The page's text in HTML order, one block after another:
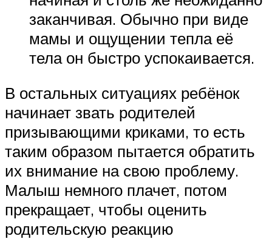
заканчивая. Обычно при виде
мамы и ощущении тепла её
тела он быстро успокаивается.
В остальных ситуациях ребёнок
начинает звать родителей
призывающими криками, то есть
таким образом пытается обратить
их внимание на свою проблему.
Малыш немного плачет, потом
прекращает, чтобы оценить
родительскую реакцию